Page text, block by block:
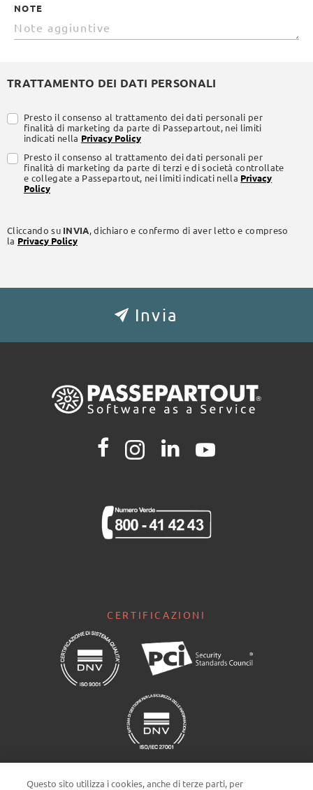
NOTE
TRATTAMENTO DEI DATI PERSONALI
Presto il consenso al trattamento dei dati personali per
finalità di marketing da parte di Passepartout, nei limiti
indicati nella Privacy Policy
Presto il consenso al trattamento dei dati personali per
finalità di marketing da parte di terzi e di società controllate
e collegate a Passepartout, nei limiti indicati nella Privacy
Policy
Cliccando su INVIA, dichiaro e confermo di aver letto e compreso
la Privacy Policy
CERTIFICAZIONI
Questo sito utilizza i cookies, anche di terze parti, per